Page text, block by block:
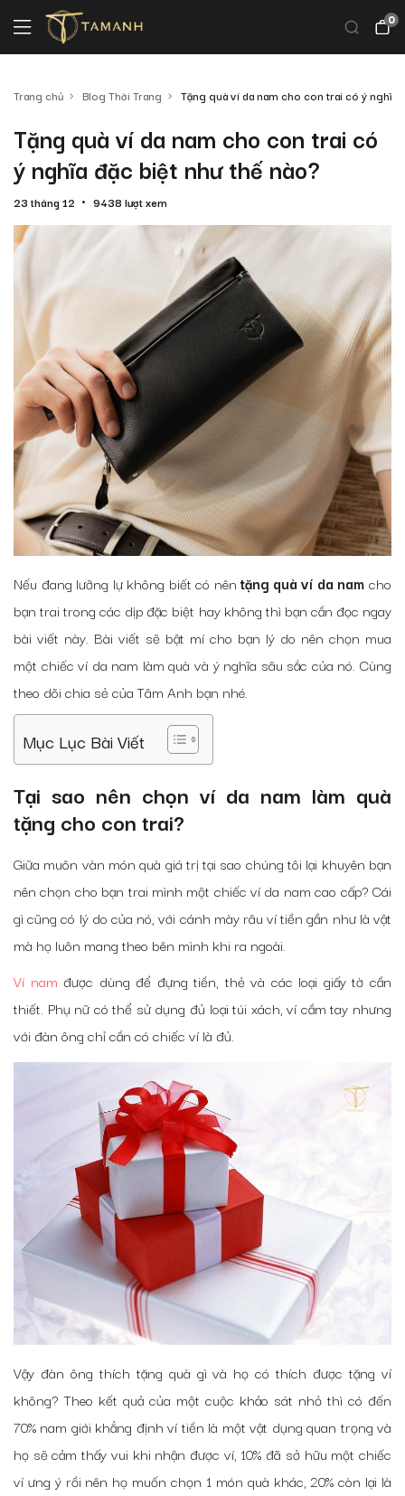
0
Trang chủ Blog Thời Trang Tặng quà ví da nam cho con trai có ý nghĩa
Tặng quà ví da nam cho con trai có
ý nghĩa đặc biệt như thế nào?
23 tháng 12 9438 lượt xem
Nếu đang lưỡng lự không biết có nêntặng quà ví da nam cho
bạn trai trong các dịp đặc biệt hay không thì bạn cần đọc ngay
bài viết này. Bài viết sẽ bật mí cho bạn lý do nên chọn mua
một chiếc ví da nam làm quà và ý nghĩa sâu sắc của nó. Cùng
theo dõi chia sẻ của Tâm Anh bạn nhé.
Mục Lục Bài Viết
Tại sao nên chọn ví da nam làm quà
tặng cho con trai?
Giữa muôn vàn món quà giá trị tại sao chúng tôi lại khuyên bạn
nên chọn cho bạn trai mình một chiếc ví da nam cao cấp? Cái
gì cũng có lý do của nó, với cánh mày râu ví tiền gần như là vật
mà họ luôn mang theo bên mình khi ra ngoài.
Ví nam được dùng để đựng tiền, thẻ và các loại giấy tờ cần
thiết. Phụ nữ có thể sử dụng đủ loại túi xách, ví cầm tay nhưng
với đàn ông chỉ cần có chiếc ví là đủ.
Vậy đàn ông thích tặng quà gì và họ có thích được tặng ví
không? Theo kết quả của một cuộc khảo sát nhỏ thì có đến
70% nam giới khẳng định ví tiền là một vật dụng quan trọng và
họ sẽ cảm thấy vui khi nhận được ví, 10% đã sở hữu một chiếc
ví ưng ý rồi nên họ muốn chọn 1 món quà khác, 20% còn lại là